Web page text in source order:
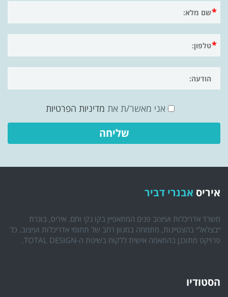
אני מאשר/ת את מדיניות הפרטיות
איריס אבנרי דביר
משרד אדריכלות ועיצוב פנים המתאפיין בקו נקי וחם. איריס, בוגרת
״בצלאל״ בהצטיינות, מתמחה במגוון רחב של תחומי אדריכלות ועיצוב. כל
פרויקט מתוכנן בהתאמה אישית ללקוח בשיטת ה-TOTAL DESIGN.
הסטודיו